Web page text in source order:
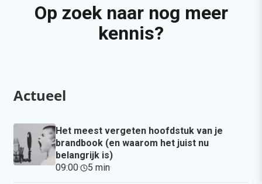
Op zoek naar nog meer
kennis?
Actueel
Het meest vergeten hoofdstuk van je
brandbook (en waarom het juist nu
belangrijk is)
09:00· 5 min·